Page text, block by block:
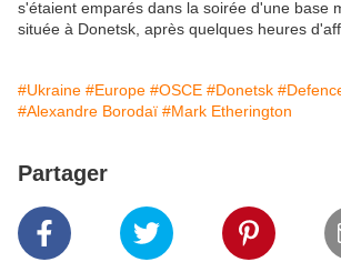
s'étaient emparés dans la soirée d'une base
située à Donetsk, après quelques heures
#Ukraine #Europe #OSCE #Donetsk
#Alexandre Borodaï #Mark Etherington
Partager